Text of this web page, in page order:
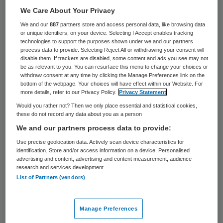
In Sierra Leone is een 22-jarige vrouw
bezweken aan het besmettelijke virus ebola.
De melding van de dood komt enkele uren
nadat de Wereldgezondheidsorganisatie
WHO had bekendgemaakt dat er een einde
aan de ebola-epidemie in West-Afrika was
gekomen.
Sierra Leone werd al op 7 november
ebolavrij verklaard. Uit twee tests op het
lichaam van de vrouw die in het noorden van
het land is overleden, blijkt dat ze is
gezondheidswerkers in het land gemeld.
Eerder werd overigens gemeld dat het om
We Care About Your Privacy
We and our887 partners store and access personal data, like browsing data
or unique identifiers, on your device. Selecting I Accept enables tracking
technologies to support the purposes shown under we and our partners
process data to provide. Selecting Reject All or withdrawing your consent will
disable them. If trackers are disabled, some content and ads you see may not
be as relevant to you. You can resurface this menu to change your choices or
withdraw consent at any time by clicking the Manage Preferences link on the
bottom of the webpage. Your choices will have effect within our Website. For
more details, refer to our Privacy Policy.
Privacy Statement
Would you rather not? Then we only place essential and statistical cookies,
these do not record any data about you as a person
We and our partners process data to provide:
Use precise geolocation data. Actively scan device characteristics for
identification. Store and/or access information on a device. Personalised
advertising and content, advertising and content measurement, audience
research and services development.
List of Partners (vendors)
Manage Preferences